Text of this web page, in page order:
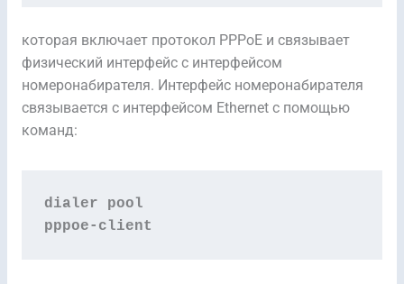
которая включает протокол PPPoE и связывает
физический интерфейс с интерфейсом
номеронабирателя. Интерфейс номеронабирателя
связывается с интерфейсом Ethernet с помощью
команд:
dialer pool
pppoe-client